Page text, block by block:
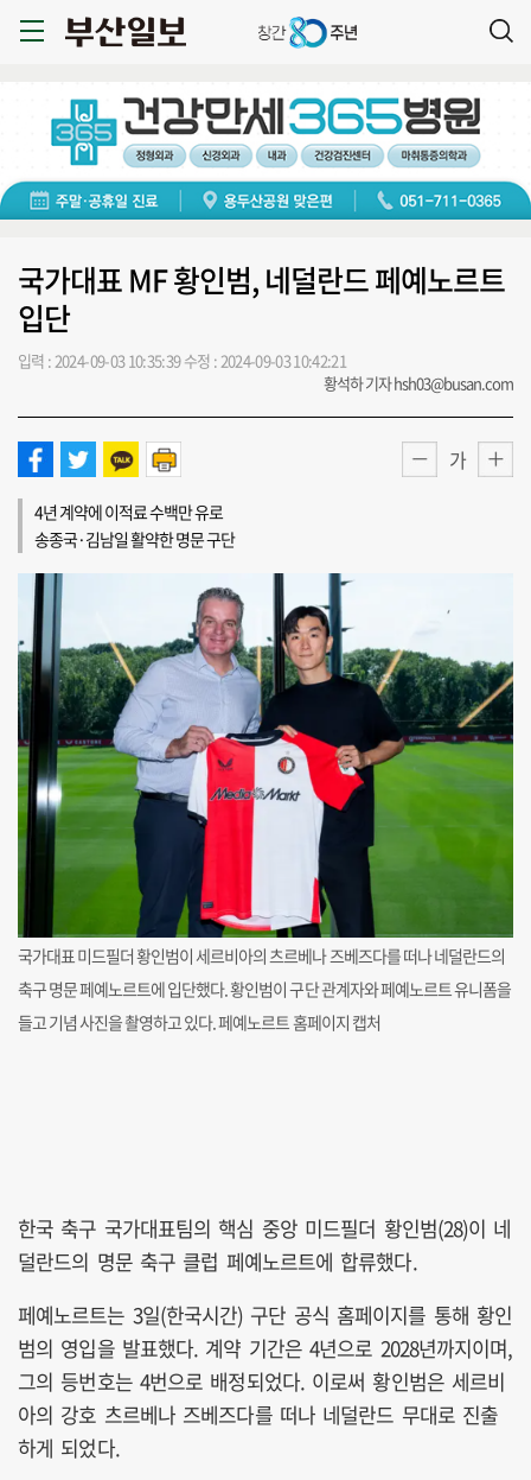
국가대표 MF 황인범, 네덜란드 페예노르트
입단
입력 : 2024-09-03 10:35:39수정 : 2024-09-03 10:42:21
황석하 기자 hsh03@busan.com
가
4년 계약에 이적료 수백만 유로
송종국·김남일 활약한 명문 구단
국가대표 미드필더 황인범이 세르비아의 츠르베나 즈베즈다를 떠나 네덜란드의
축구 명문 페예노르트에 입단했다. 황인범이 구단 관계자와 페예노르트 유니폼을
들고 기념 사진을 촬영하고 있다. 페예노르트 홈페이지 캡처
한국 축구 국가대표팀의 핵심 중앙 미드필더 황인범(28)이 네
덜란드의 명문 축구 클럽 페예노르트에 합류했다.
페예노르트는 3일(한국시간) 구단 공식 홈페이지를 통해 황인
범의 영입을 발표했다. 계약 기간은 4년으로 2028년까지이며,
그의 등번호는 4번으로 배정되었다. 이로써 황인범은 세르비
아의 강호 츠르베나 즈베즈다를 떠나 네덜란드 무대로 진출
하게 되었다.